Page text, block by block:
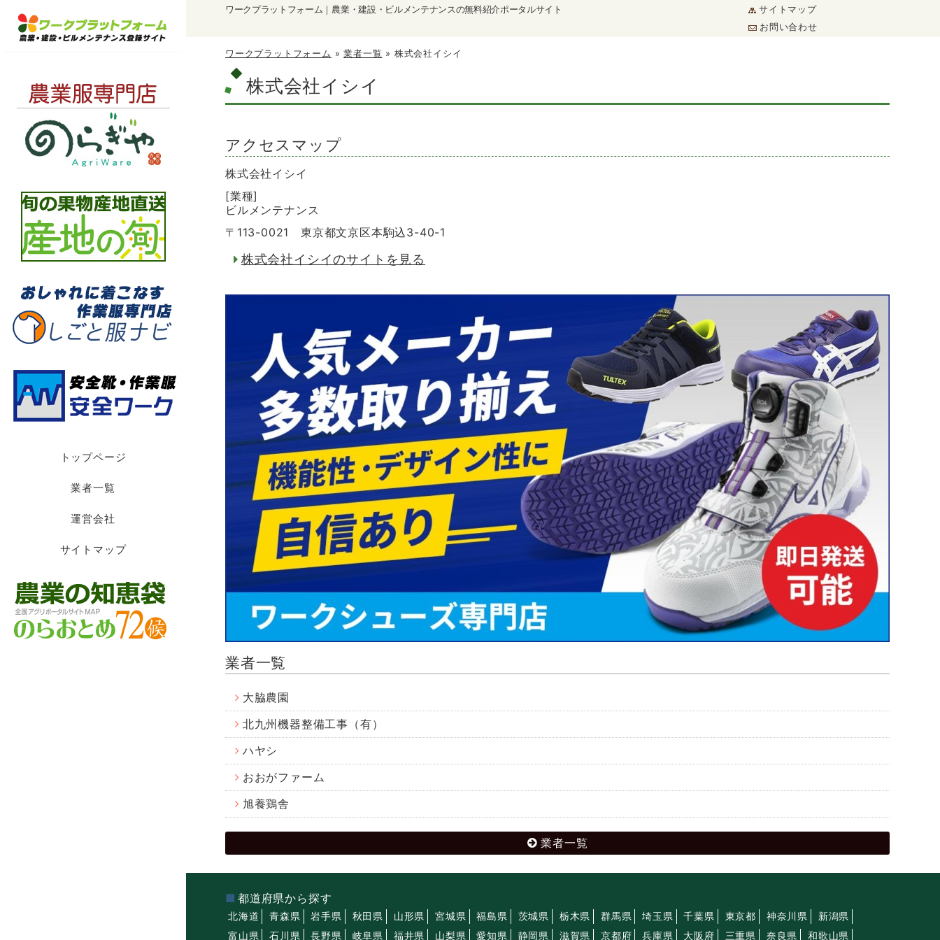
ワークプラットフォーム｜農業・建設・ビルメンテナンスの無料紹介ポータルサイト
サイトマップ
お問い合わせ
トップページ
業者一覧
運営会社
サイトマップ
ワークプラットフォーム »業者一覧 » 株式会社イシイ
株式会社イシイ
アクセスマップ
株式会社イシイ
[業種]
ビルメンテナンス
〒113-0021 東京都文京区本駒込3-40-1
株式会社イシイのサイトを見る
業者一覧
大脇農園
北九州機器整備工事（有）
ハヤシ
おおがファーム
旭養鶏舎
業者一覧
都道府県から探す
北海道 青森県 岩手県 秋田県 山形県 宮城県 福島県 茨城県 栃木県 群馬県 埼玉県 千葉県 東京都 神奈川県
新潟県
富山県
石川県 長野県 岐阜県 福井県 山梨県 愛知県 静岡県 滋賀県 京都府 兵庫県 大阪府 三重県 奈良県 和歌山県